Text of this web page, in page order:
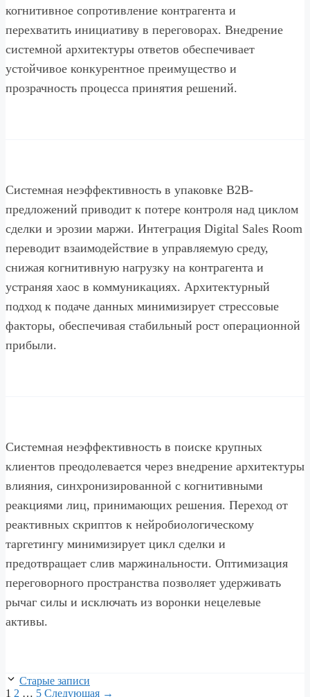
когнитивное сопротивление контрагента и
перехватить инициативу в переговорах. Внедрение
системной архитектуры ответов обеспечивает
устойчивое конкурентное преимущество и
прозрачность процесса принятия решений.
Системная неэффективность в упаковке B2B-
предложений приводит к потере контроля над циклом
сделки и эрозии маржи. Интеграция Digital Sales Room
переводит взаимодействие в управляемую среду,
снижая когнитивную нагрузку на контрагента и
устраняя хаос в коммуникациях. Архитектурный
подход к подаче данных минимизирует стрессовые
факторы, обеспечивая стабильный рост операционной
прибыли.
Системная неэффективность в поиске крупных
клиентов преодолевается через внедрение архитектуры
влияния, синхронизированной с когнитивными
реакциями лиц, принимающих решения. Переход от
реактивных скриптов к нейробиологическому
таргетингу минимизирует цикл сделки и
предотвращает слив маржинальности. Оптимизация
переговорного пространства позволяет удерживать
рычаг силы и исключать из воронки нецелевые
активы.
Старые записи
Страница
1 Страница
2 … Страница
5 Следующая →